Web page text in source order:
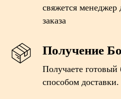
свяжется менеджер
заказа
Получение
Получаете
способом доставки.